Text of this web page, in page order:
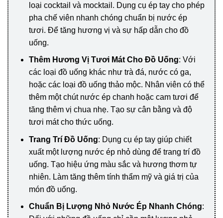
loại cocktail và mocktail. Dụng cụ ép tay cho phép
pha chế viên nhanh chóng chuẩn bị nước ép
tươi. Để tăng hương vị và sự hấp dẫn cho đồ
uống.
Thêm Hương Vị Tươi Mát Cho Đồ Uống: Với
các loại đồ uống khác như trà đá, nước có ga,
hoặc các loại đồ uống thảo mộc. Nhân viên có thể
thêm một chút nước ép chanh hoặc cam tươi để
tăng thêm vị chua nhẹ. Tạo sự cân bằng và độ
tươi mát cho thức uống.
Trang Trí Đồ Uống: Dụng cụ ép tay giúp chiết
xuất một lượng nước ép nhỏ dùng để trang trí đồ
uống. Tạo hiệu ứng màu sắc và hương thơm tự
nhiên. Làm tăng thêm tính thẩm mỹ và giá trị của
món đồ uống.
Chuẩn Bị Lượng Nhỏ Nước Ép Nhanh Chóng: